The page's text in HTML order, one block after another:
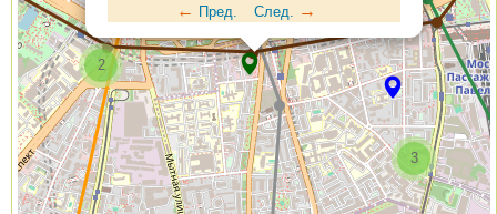
2
3
← Пред. След. →